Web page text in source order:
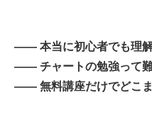
—— 本当に初心者でも理解
—— チャートの勉強って
—— 無料講座だけでどこ